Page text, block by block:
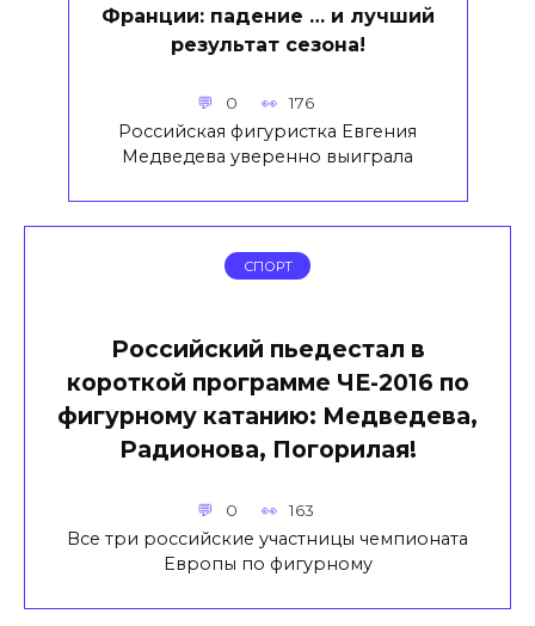
Франции: падение … и лучший
результат сезона!
0 176
Российская фигуристка Евгения
Медведева уверенно выиграла
СПОРТ
Российский пьедестал в
короткой программе ЧЕ-2016 по
фигурному катанию: Медведева,
Радионова, Погорилая!
0 163
Все три российские участницы чемпионата
Европы по фигурному